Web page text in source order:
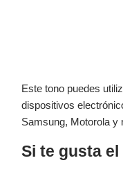
Este tono puedes
dispositivos
Samsung, Motorola y
Si te gusta